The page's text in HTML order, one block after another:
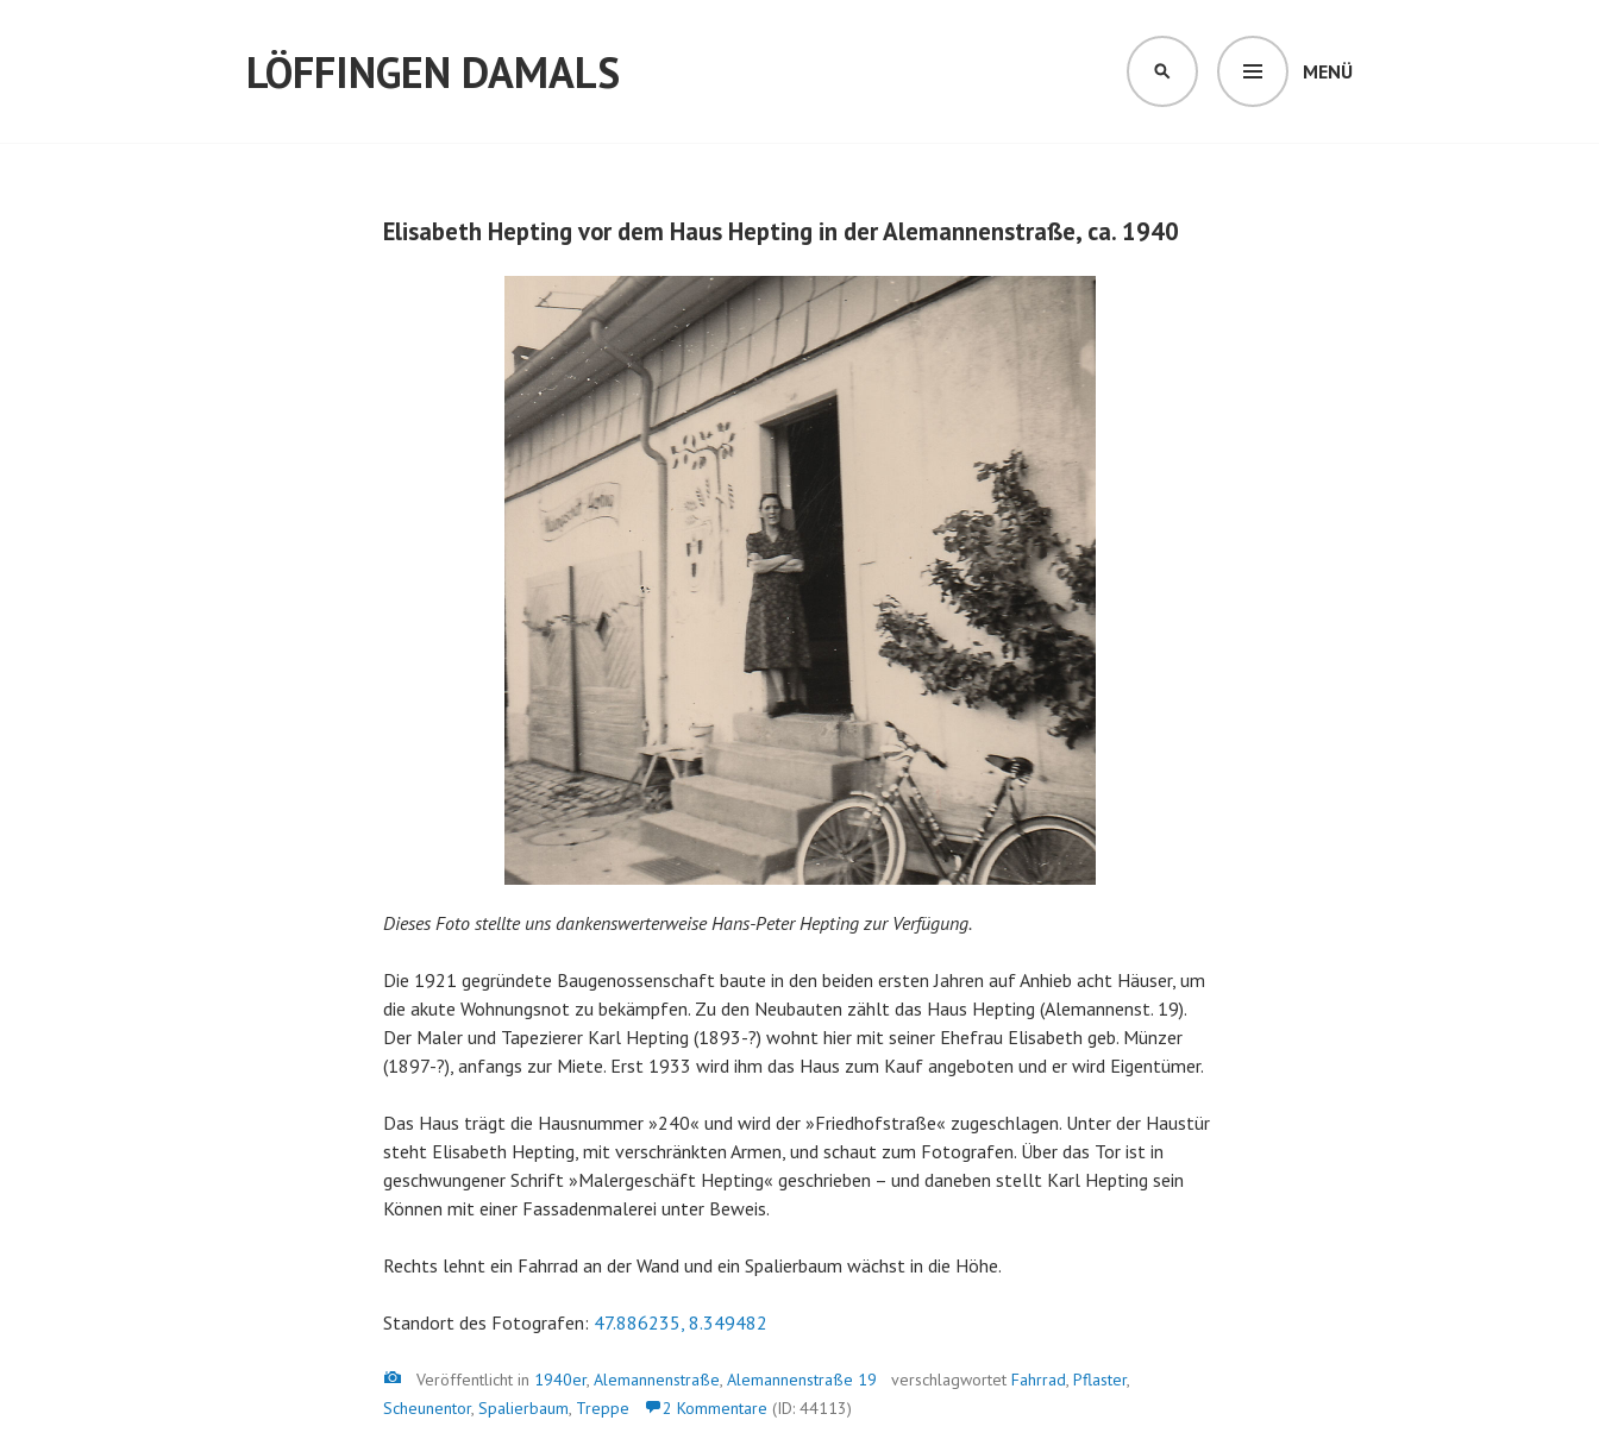
LÖFFINGEN DAMALS MENÜ
SUCHEN
Elisabeth Hepting vor dem Haus Hepting in der Alemannenstraße, ca. 1940
Dieses Foto stellte uns dankenswerterweise Hans-Peter Hepting zur Verfügung.
Die 1921 gegründete Baugenossenschaft baute in den beiden ersten Jahren auf Anhieb acht Häuser, um
die akute Wohnungsnot zu bekämpfen. Zu den Neubauten zählt das Haus Hepting (Alemannenst. 19).
Der Maler und Tapezierer Karl Hepting (1893-?) wohnt hier mit seiner Ehefrau Elisabeth geb. Münzer
(1897-?), anfangs zur Miete. Erst 1933 wird ihm das Haus zum Kauf angeboten und er wird Eigentümer.
Das Haus trägt die Hausnummer »240« und wird der »Friedhofstraße« zugeschlagen. Unter der Haustür
steht Elisabeth Hepting, mit verschränkten Armen, und schaut zum Fotografen. Über das Tor ist in
geschwungener Schrift »Malergeschäft Hepting« geschrieben – und daneben stellt Karl Hepting sein
Können mit einer Fassadenmalerei unter Beweis.
Rechts lehnt ein Fahrrad an der Wand und ein Spalierbaum wächst in die Höhe.
Standort des Fotografen: 47.886235, 8.349482
Bild
Veröffentlicht in 1940er, Alemannenstraße, Alemannenstraße 19 verschlagwortet Fahrrad, Pflaster,
Scheunentor, Spalierbaum, Treppe 2 Kommentare (ID: 44113)